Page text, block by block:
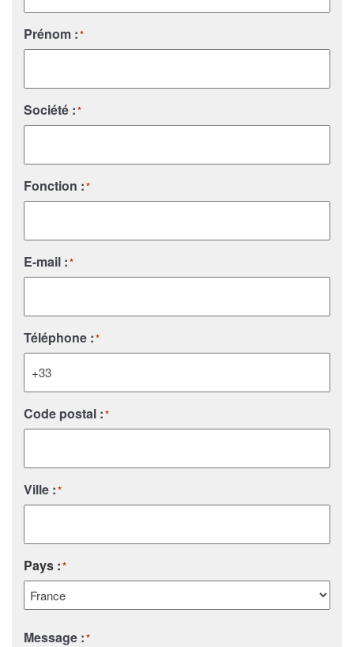
Prénom :*
Société :*
Fonction :*
E-mail :*
Téléphone :*
Code postal :*
Ville :*
Pays :*
Message :*